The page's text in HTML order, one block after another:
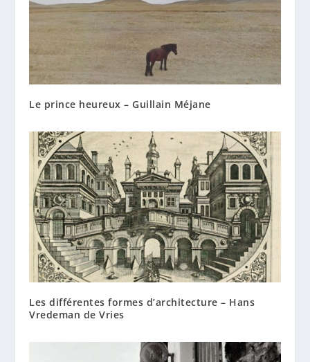
Le prince heureux – Guillain Méjane
Les différentes formes d’architecture – Hans
Vredeman de Vries